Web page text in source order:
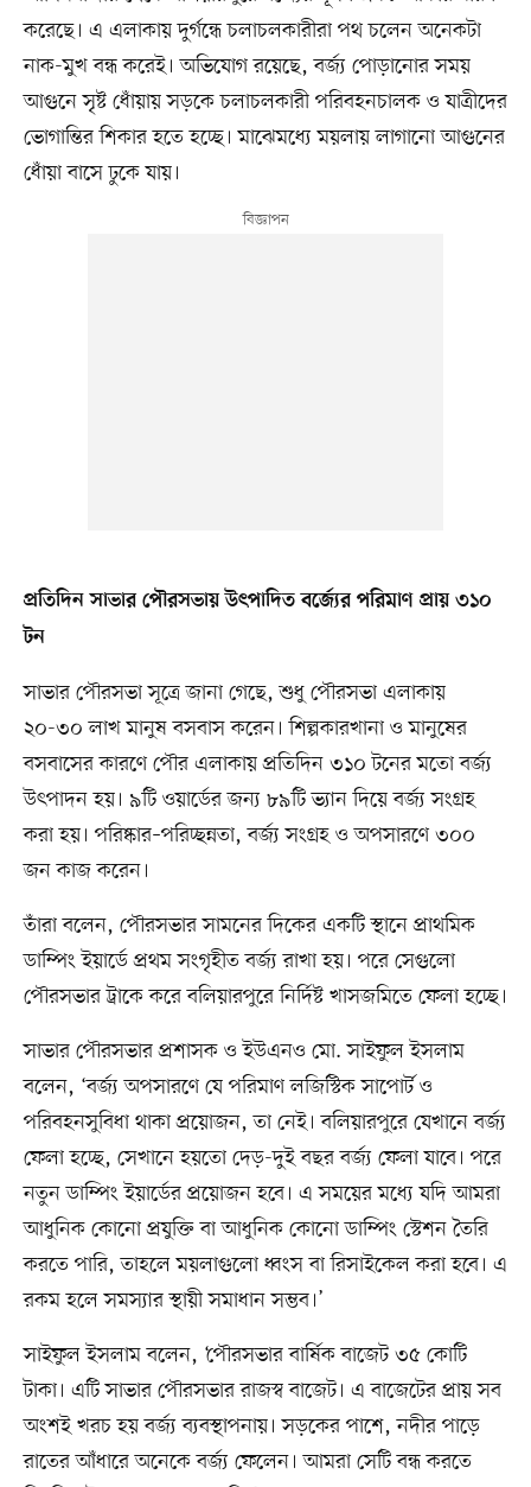
করেছে। এ এলাকায় দুর্গন্ধে চলাচলকারীরা পথ চলেন অনেকটা
নাক-মুখ বন্ধ করেই। অভিযোগ রয়েছে, বর্জ্য পোড়ানোর সময়
আগুনে সৃষ্ট ধোঁয়ায় সড়কে চলাচলকারী পরিবহনচালক ও যাত্রীদের
ভোগান্তির শিকার হতে হচ্ছে। মাঝেমধ্যে ময়লায় লাগানো আগুনের
ধোঁয়া বাসে ঢুকে যায়।
প্রতিদিন সাভার পৌরসভায় উৎপাদিত বর্জ্যের পরিমাণ প্রায় ৩১০
টন
সাভার পৌরসভা সূত্রে জানা গেছে, শুধু পৌরসভা এলাকায়
২০-৩০ লাখ মানুষ বসবাস করেন। শিল্পকারখানা ও মানুষের
বসবাসের কারণে পৌর এলাকায় প্রতিদিন ৩১০ টনের মতো বর্জ্য
উৎপাদন হয়। ৯টি ওয়ার্ডের জন্য ৮৯টি ভ্যান দিয়ে বর্জ্য সংগ্রহ
করা হয়। পরিষ্কার–পরিচ্ছন্নতা, বর্জ্য সংগ্রহ ও অপসারণে ৩০০
জন কাজ করেন।
তাঁরা বলেন, পৌরসভার সামনের দিকের একটি স্থানে প্রাথমিক
ডাম্পিং ইয়ার্ডে প্রথম সংগৃহীত বর্জ্য রাখা হয়। পরে সেগুলো
পৌরসভার ট্রাকে করে বলিয়ারপুরে নির্দিষ্ট খাসজমিতে ফেলা হচ্ছে।
সাভার পৌরসভার প্রশাসক ও ইউএনও মো. সাইফুল ইসলাম
বলেন, ‘বর্জ্য অপসারণে যে পরিমাণ লজিস্টিক সাপোর্ট ও
পরিবহনসুবিধা থাকা প্রয়োজন, তা নেই। বলিয়ারপুরে যেখানে বর্জ্য
ফেলা হচ্ছে, সেখানে হয়তো দেড়-দুই বছর বর্জ্য ফেলা যাবে। পরে
নতুন ডাম্পিং ইয়ার্ডের প্রয়োজন হবে। এ সময়ের মধ্যে যদি আমরা
আধুনিক কোনো প্রযুক্তি বা আধুনিক কোনো ডাম্পিং স্টেশন তৈরি
করতে পারি, তাহলে ময়লাগুলো ধ্বংস বা রিসাইকেল করা হবে। এ
রকম হলে সমস্যার স্থায়ী সমাধান সম্ভব।’
সাইফুল ইসলাম বলেন, ‘পৌরসভার বার্ষিক বাজেট ৩৫ কোটি
টাকা। এটি সাভার পৌরসভার রাজস্ব বাজেট। এ বাজেটের প্রায় সব
অংশই খরচ হয় বর্জ্য ব্যবস্থাপনায়। সড়কের পাশে, নদীর পাড়ে
রাতের আঁধারে অনেকে বর্জ্য ফেলেন। আমরা সেটি বন্ধ করতে